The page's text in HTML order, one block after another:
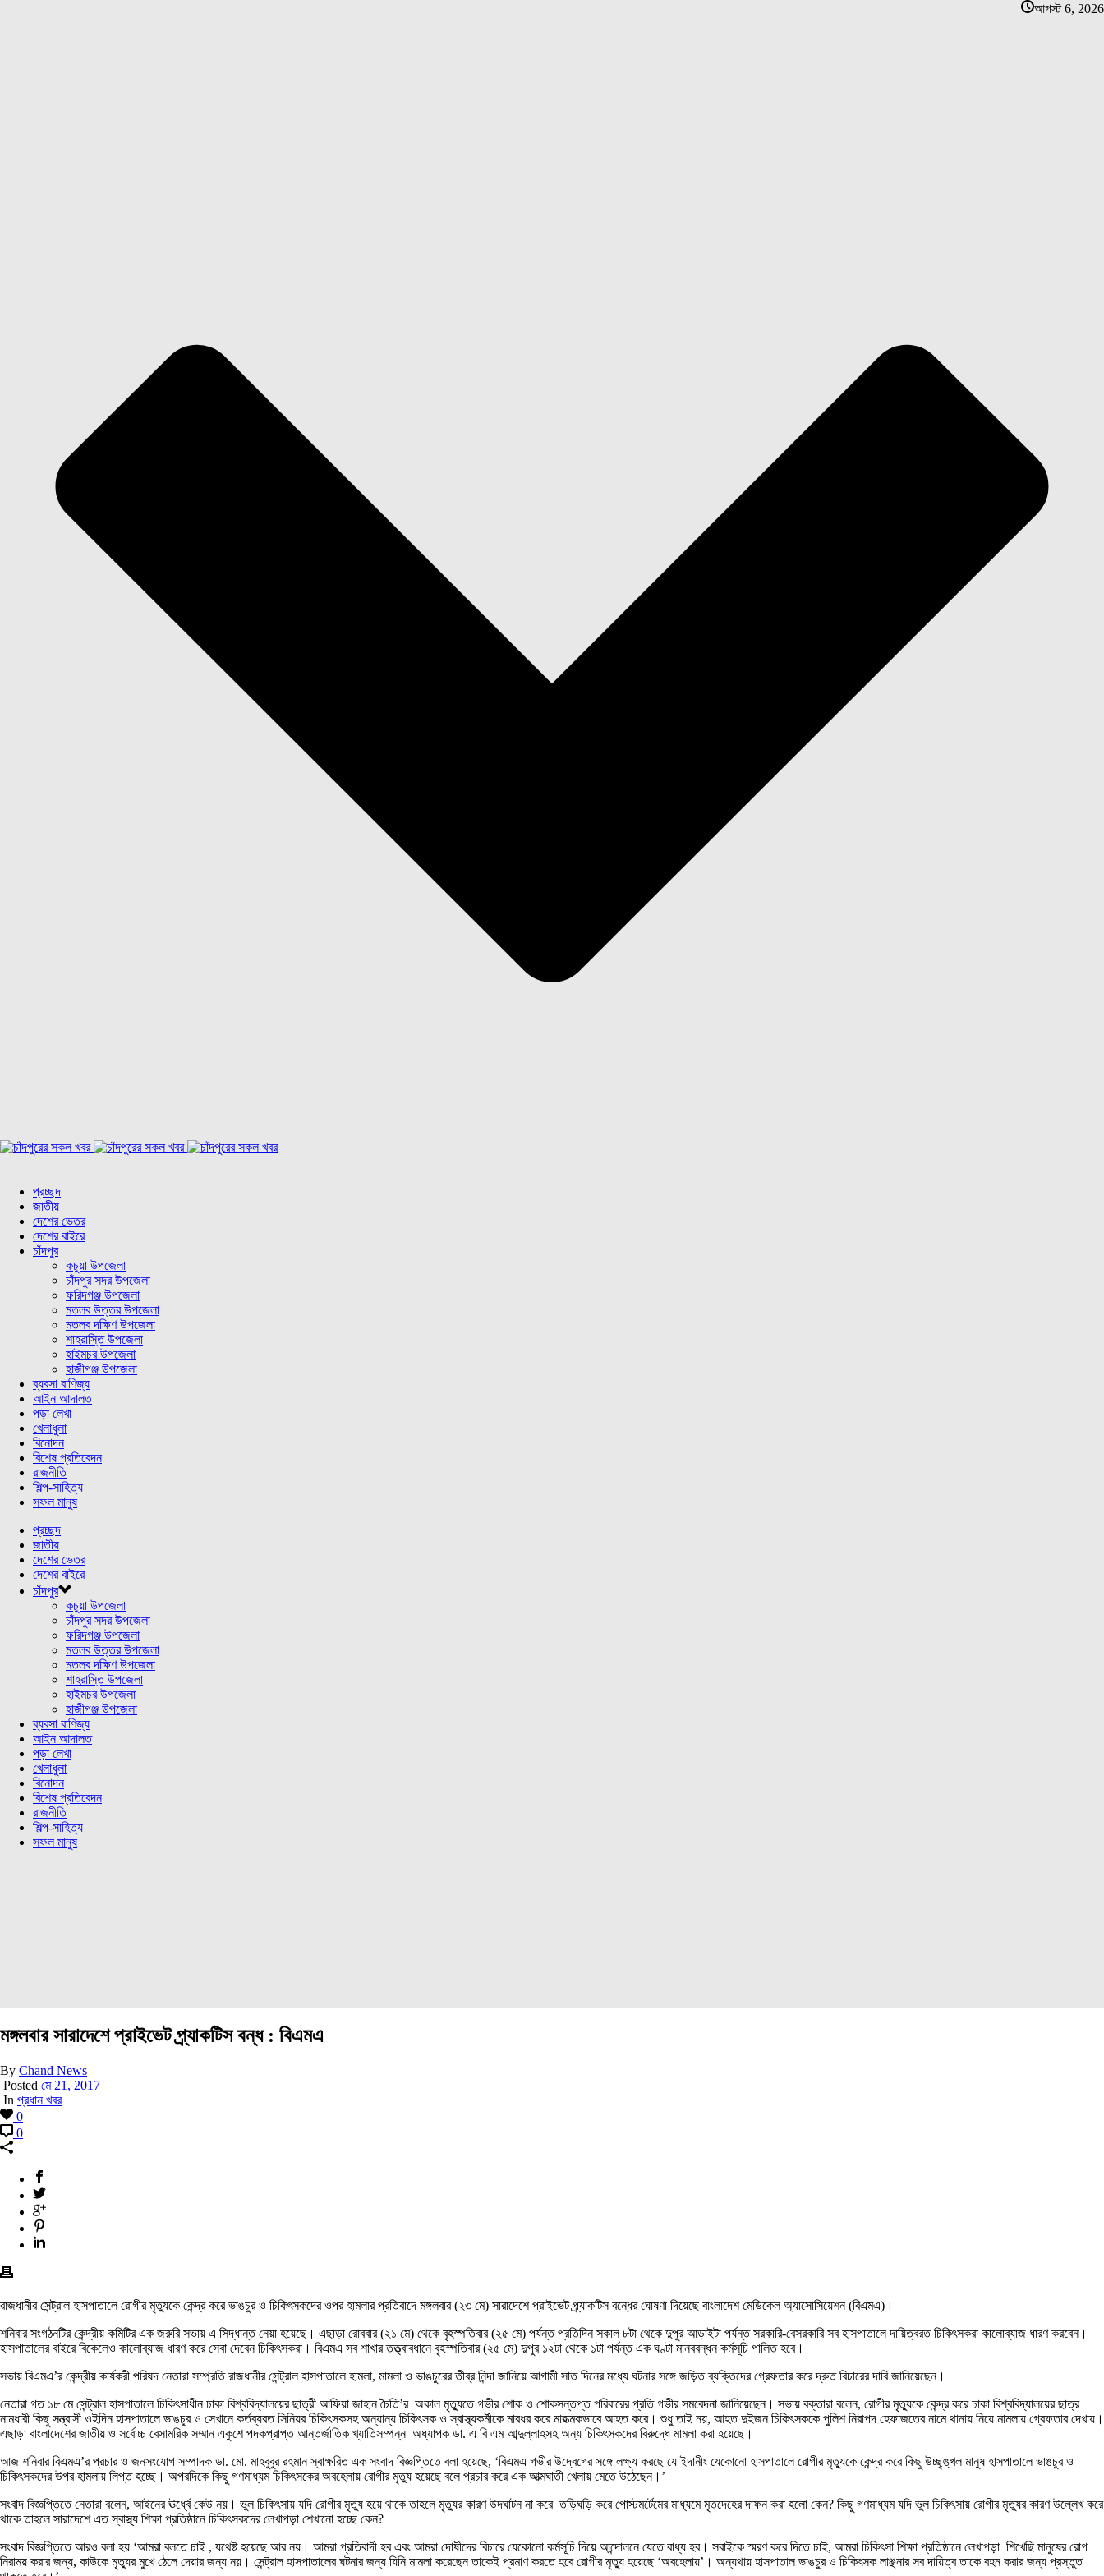
আগস্ট 6, 2026
প্রচ্ছদ
জাতীয়
দেশের ভেতর
দেশের বাইরে
চাঁদপুর
কচুয়া উপজেলা
চাঁদপুর সদর উপজেলা
ফরিদগঞ্জ উপজেলা
মতলব উত্তর উপজেলা
মতলব দক্ষিণ উপজেলা
শাহরাস্তি উপজেলা
হাইমচর উপজেলা
হাজীগঞ্জ উপজেলা
ব্যবসা বাণিজ্য
আইন আদালত
পড়া লেখা
খেলাধুলা
বিনোদন
বিশেষ প্রতিবেদন
রাজনীতি
শিল্প-সাহিত্য
সফল মানুষ
প্রচ্ছদ
জাতীয়
দেশের ভেতর
দেশের বাইরে
চাঁদপুর
কচুয়া উপজেলা
চাঁদপুর সদর উপজেলা
ফরিদগঞ্জ উপজেলা
মতলব উত্তর উপজেলা
মতলব দক্ষিণ উপজেলা
শাহরাস্তি উপজেলা
হাইমচর উপজেলা
হাজীগঞ্জ উপজেলা
ব্যবসা বাণিজ্য
আইন আদালত
পড়া লেখা
খেলাধুলা
বিনোদন
বিশেষ প্রতিবেদন
রাজনীতি
শিল্প-সাহিত্য
সফল মানুষ
মঙ্গলবার সারাদেশে প্রাইভেট প্র্যাকটিস বন্ধ : বিএমএ
By Chand News
Posted মে 21, 2017
In প্রধান খবর
0
0
রাজধানীর সেন্ট্রাল হাসপাতালে রোগীর মৃত্যুকে কেন্দ্র করে ভাঙচুর ও চিকিৎসকদের ওপর হামলার প্রতিবাদে মঙ্গলবার (২৩ মে) সারাদেশে প্রাইভেট প্র্যাকটিস বন্ধের ঘোষণা দিয়েছে বাংলাদেশ মেডিকেল অ্যাসোসিয়েশন (বিএমএ)।
শনিবার সংগঠনটির কেন্দ্রীয় কমিটির এক জরুরি সভায় এ সিদ্ধান্ত নেয়া হয়েছে। এছাড়া রোববার (২১ মে) থেকে বৃহস্পতিবার (২৫ মে) পর্যন্ত প্রতিদিন সকাল ৮টা থেকে দুপুর আড়াইটা পর্যন্ত সরকারি-বেসরকারি সব হাসপাতালে দায়িত্বরত চিকিৎসকরা কালোব্যাজ ধারণ করবেন।
হাসপাতালের বাইরে বিকেলেও কালোব্যাজ ধারণ করে সেবা দেবেন চিকিৎসকরা। বিএমএ সব শাখার তত্ত্বাবধানে বৃহস্পতিবার (২৫ মে) দুপুর ১২টা থেকে ১টা পর্যন্ত এক ঘণ্টা মানববন্ধন কর্মসূচি পালিত হবে।
সভায় বিএমএ’র কেন্দ্রীয় কার্যকরী পরিষদ নেতারা সম্প্রতি রাজধানীর সেন্ট্রাল হাসপাতালে হামলা, মামলা ও ভাঙচুরের তীব্র নিন্দা জানিয়ে আগামী সাত দিনের মধ্যে ঘটনার সঙ্গে জড়িত ব্যক্তিদের গ্রেফতার করে দ্রুত বিচারের দাবি জানিয়েছেন।
নেতারা গত ১৮ মে সেন্ট্রাল হাসপাতালে চিকিৎসাধীন ঢাকা বিশ্ববিদ্যালয়ের ছাত্রী আফিয়া জাহান চৈতি’র অকাল মৃত্যুতে গভীর শোক ও শোকসন্তপ্ত পরিবারের প্রতি গভীর সমবেদনা জানিয়েছেন। সভায় বক্তারা বলেন, রোগীর মৃত্যুকে কেন্দ্র করে ঢাকা বিশ্ববিদ্যালয়ের ছাত্র
নামধারী কিছু সন্ত্রাসী ওইদিন হাসপাতালে ভাঙচুর ও সেখানে কর্তব্যরত সিনিয়র চিকিৎসকসহ অন্যান্য চিকিৎসক ও স্বাস্থ্যকর্মীকে মারধর করে মারাত্মকভাবে আহত করে। শুধু তাই নয়, আহত দুইজন চিকিৎসককে পুলিশ নিরাপদ হেফাজতের নামে থানায় নিয়ে মামলায় গ্রেফতার দেখায়।
এছাড়া বাংলাদেশের জাতীয় ও সর্বোচ্চ বেসামরিক সম্মান একুশে পদকপ্রাপ্ত আন্তর্জাতিক খ্যাতিসম্পন্ন অধ্যাপক ডা. এ বি এম আব্দুল্লাহসহ অন্য চিকিৎসকদের বিরুদ্ধে মামলা করা হয়েছে।
আজ শনিবার বিএমএ’র প্রচার ও জনসংযোগ সম্পাদক ডা. মো. মাহবুবুর রহমান স্বাক্ষরিত এক সংবাদ বিজ্ঞপ্তিতে বলা হয়েছে, ‘বিএমএ গভীর উদ্বেগের সঙ্গে লক্ষ্য করছে যে ইদানীং যেকোনো হাসপাতালে রোগীর মৃত্যুকে কেন্দ্র করে কিছু উচ্ছৃঙ্খল মানুষ হাসপাতালে ভাঙচুর ও
চিকিৎসকদের উপর হামলায় লিপ্ত হচ্ছে। অপরদিকে কিছু গণমাধ্যম চিকিৎসকের অবহেলায় রোগীর মৃত্যু হয়েছে বলে প্রচার করে এক আত্মঘাতী খেলায় মেতে উঠেছেন।’
সংবাদ বিজ্ঞপ্তিতে নেতারা বলেন, আইনের ঊর্ধ্বে কেউ নয়। ভুল চিকিৎসায় যদি রোগীর মৃত্যু হয়ে থাকে তাহলে মৃত্যুর কারণ উদঘাটন না করে তড়িঘড়ি করে পোস্টমর্টেমের মাধ্যমে মৃতদেহের দাফন করা হলো কেন? কিছু গণমাধ্যম যদি ভুল চিকিৎসায় রোগীর মৃত্যুর কারণ উল্লেখ করে
থাকে তাহলে সারাদেশে এত স্বাস্থ্য শিক্ষা প্রতিষ্ঠানে চিকিৎসকদের লেখাপড়া শেখানো হচ্ছে কেন?
সংবাদ বিজ্ঞপ্তিতে আরও বলা হয় ‘আমরা বলতে চাই , যথেষ্ট হয়েছে আর নয়। আমরা প্রতিবাদী হব এবং আমরা দোষীদের বিচারে যেকোনো কর্মসূচি দিয়ে আন্দোলনে যেতে বাধ্য হব। সবাইকে স্মরণ করে দিতে চাই, আমরা চিকিৎসা শিক্ষা প্রতিষ্ঠানে লেখাপড়া শিখেছি মানুষের রোগ
নিরাময় করার জন্য, কাউকে মৃত্যুর মুখে ঠেলে দেয়ার জন্য নয়। সেন্ট্রাল হাসপাতালের ঘটনার জন্য যিনি মামলা করেছেন তাকেই প্রমাণ করতে হবে রোগীর মৃত্যু হয়েছে ‘অবহেলায়’। অন্যথায় হাসপাতাল ভাঙচুর ও চিকিৎসক লাঞ্ছনার সব দায়িত্ব তাকে বহন করার জন্য প্রস্তুত